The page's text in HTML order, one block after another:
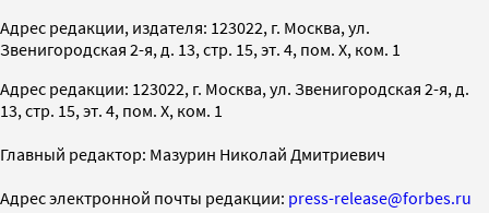
Адрес редакции, издателя: 123022, г. Москва, ул.
Звенигородская 2-я, д. 13, стр. 15, эт. 4, пом. X, ком. 1
Адрес редакции: 123022, г. Москва, ул. Звенигородская 2-я, д.
13, стр. 15, эт. 4, пом. X, ком. 1
Главный редактор: Мазурин Николай Дмитриевич
Адрес электронной почты редакции: press-release@forbes.ru